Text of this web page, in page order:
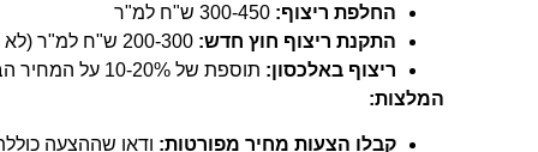
החלפת ריצוף:
התקנת ריצוף חוץ חדש:
ריצוף באלכסון: תוספת של 10-20% על המחיר הבסיסי
המלצות:
קבלו הצעות מחיר מפורטות: ודאו שההצעה